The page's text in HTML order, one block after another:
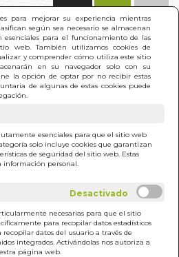
para mejorar su experiencia mientras
según sea necesario se almacenan
esenciales para el funcionamiento de las
web. También utilizamos cookies de
y comprender cómo utiliza este sitio
en su navegador solo con su
la opción de optar por no recibir estas
de algunas de estas cookies puede
esenciales para que el sitio web
solo incluye cookies que garantizan
de seguridad del sitio web. Estas
personal.
necesarias para que el sitio
para recopilar datos estadísticos
datos del usuario a través de
integrados. Activándolas nos autoriza a
página web.